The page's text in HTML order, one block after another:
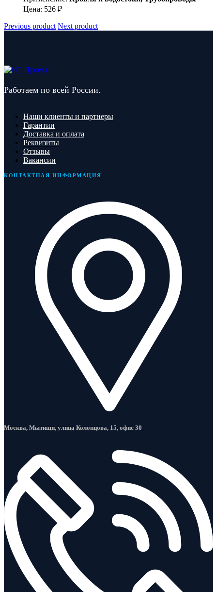
Цена: 526 ₽
Previous product Next product
Работаем по всей России.
Наши клиенты и партнеры
Гарантии
Доставка и оплата
Реквизиты
Отзывы
Вакансии
КОНТАКТНАЯ ИНФОРМАЦИЯ
Москва, Мытищи, улица Колонцова, 15, офис 30